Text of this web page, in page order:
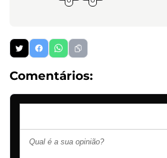
Comentários: